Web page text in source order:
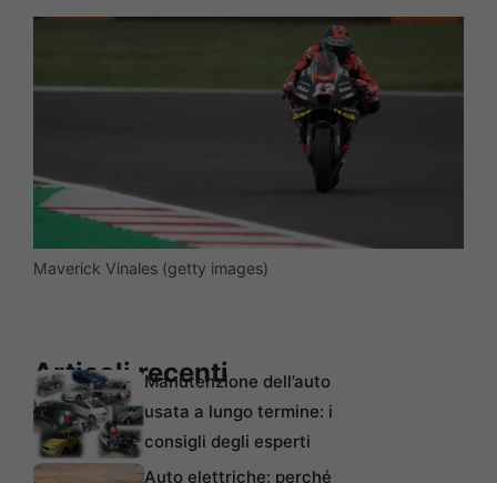
Maverick Vinales (getty images)
Articoli recentiManutenzione dell’auto
usata a lungo termine: i
consigli degli esperti
Auto elettriche: perché